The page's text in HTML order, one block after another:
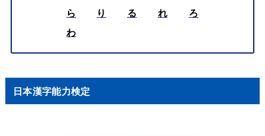
ら
り る れ
ろ
わ
日本漢字能力検定